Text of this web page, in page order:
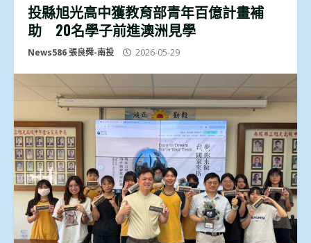
投縣旭光高中獲教育部青年百億計畫補
助 20名學子前進澳洲見學
News586 張良舜-南投 2026-05-29